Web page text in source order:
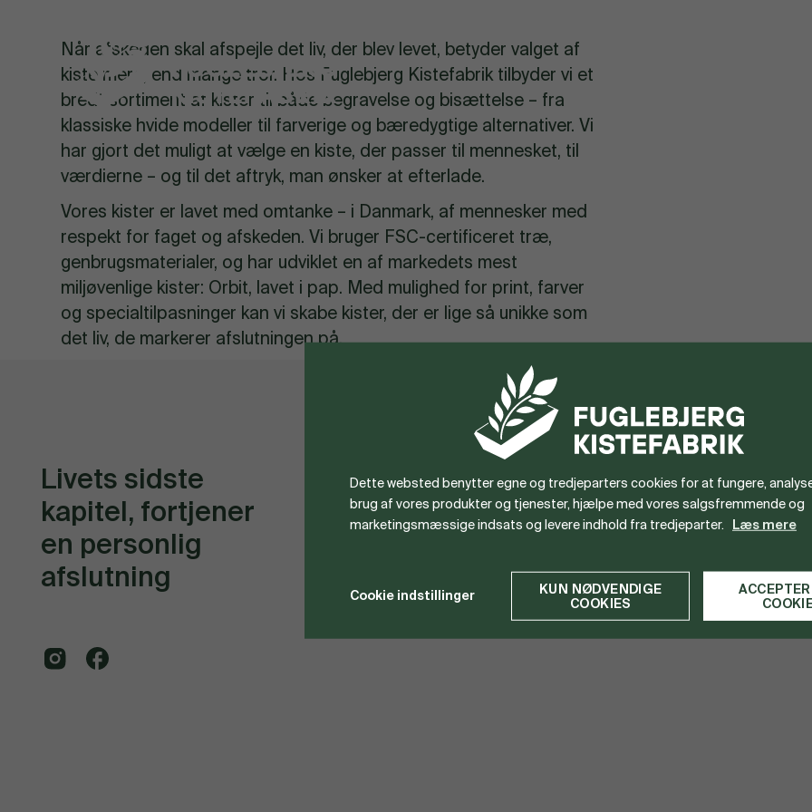
Når afskeden skal afspejle det liv, der blev levet, betyder valget af
kiste mere, end mange tror. Hos Fuglebjerg Kistefabrik tilbyder vi et
bredt sortiment af kister til både begravelse og bisættelse – fra
klassiske hvide modeller til farverige og bæredygtige alternativer. Vi
har gjort det muligt at vælge en kiste, der passer til mennesket, til
værdierne – og til det aftryk, man ønsker at efterlade.
Vores kister er lavet med omtanke – i Danmark, af mennesker med
respekt for faget og afskeden. Vi bruger FSC-certificeret træ,
genbrugsmaterialer, og har udviklet en af markedets mest
miljøvenlige kister: Orbit, lavet i pap. Med mulighed for print, farver
og specialtilpasninger kan vi skabe kister, der er lige så unikke som
det liv, de markerer afslutningen på.
Livets sidste
kapitel, fortjener
en personlig
afslutning
58 52 58 04
Forhandler
KisteFinder
Dette websted benytter egne og tredjeparters cookies for at fungere,
brug af vores produkter og tjenester, hjælpe med vores salgsfremmende og
marketingsmæssige indsats og levere indhold fra tredjeparter. Læs mere
Cookie indstillinger
KUN NØDVENDIGE
COOKIES